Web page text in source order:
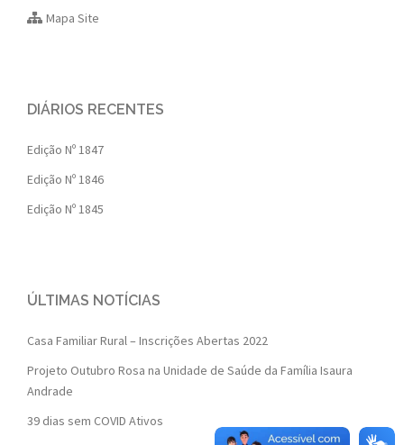
Mapa Site
DIÁRIOS RECENTES
Edição Nº 1847
Edição Nº 1846
Edição Nº 1845
ÚLTIMAS NOTÍCIAS
Casa Familiar Rural – Inscrições Abertas 2022
Projeto Outubro Rosa na Unidade de Saúde da Família Isaura
Andrade
39 dias sem COVID Ativos